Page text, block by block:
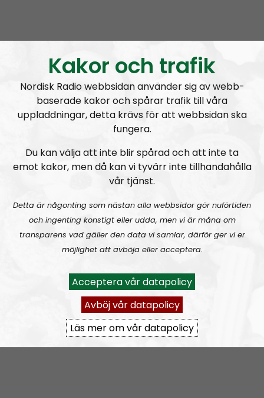
Permanent hosts:Andreas Johanssonand
Prenumerera på Nordic Frontier medRSS
https://nordiskradio.se/?format=mp3-
NORDIC FRONTIER #284:
Nordic Frontier Avsnitt 2024-06-17
NORDIC FRONTIER #283:Warren Balogh of Warstrike
Kakor och trafik
Nordisk Radio webbsidan använder sig av webb-
baserade kakor och spårar trafik till våra
uppladdningar, detta krävs för att webbsidan ska
fungera.
Du kan välja att inte blir spårad och att inte ta
emot kakor, men då kan vi tyvärr inte tillhandahålla
vår tjänst.
Detta är någonting som nästan alla webbsidor gör nuförtiden
och ingenting konstigt eller udda, men vi är måna om
transparens vad gäller den data vi samlar, därför ger vi er
möjlighet att avböja eller acceptera.
Acceptera vår datapolicy
Avböj vår datapolicy
Läs mer om vår datapolicy